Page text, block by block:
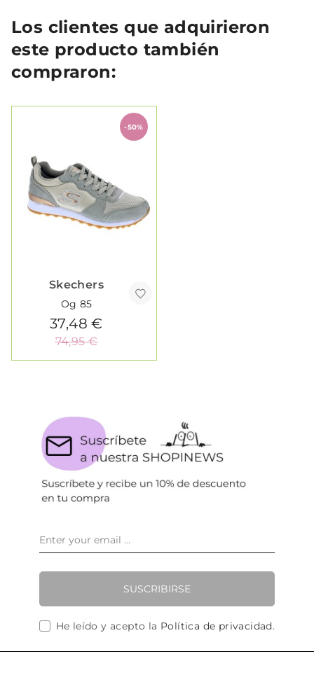
Los clientes que adquirieron
este producto también
compraron:
-50%
Skechers
Og 85
37,48 €
74,95 €
SUSCRIBIRSE
He leído y acepto la Política de privacidad.